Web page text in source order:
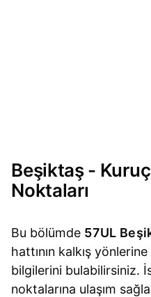
Beşiktaş -
Noktaları
Bu bölümde 57UL
hattının kalkış
bilgilerini bulabilirsiniz.
noktalarına ulaşım